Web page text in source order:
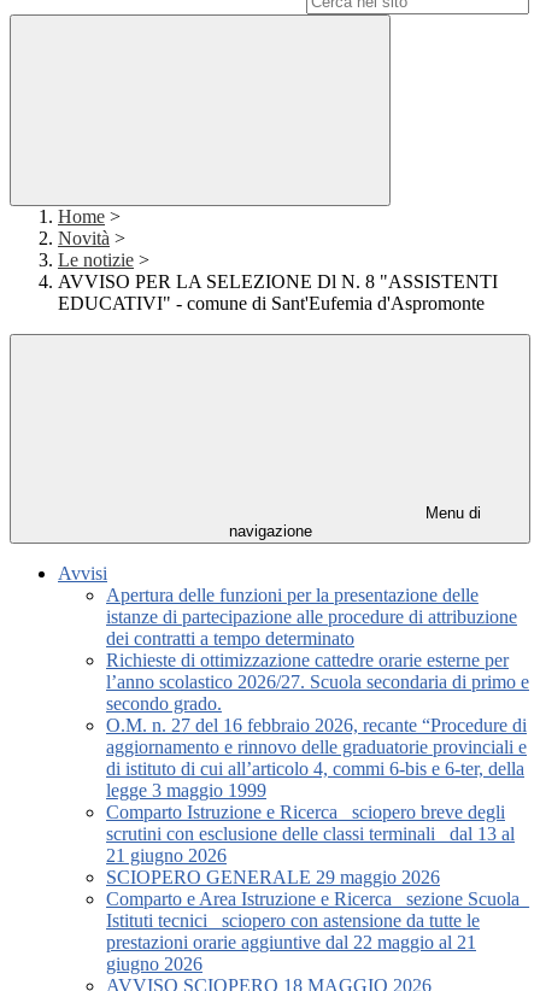
Home >
Novità >
Le notizie >
AVVISO PER LA SELEZIONE Dl N. 8 "ASSISTENTI
EDUCATIVI" - comune di Sant'Eufemia d'Aspromonte
Menu di
navigazione
Avvisi
Apertura delle funzioni per la presentazione delle
istanze di partecipazione alle procedure di attribuzione
dei contratti a tempo determinato
Richieste di ottimizzazione cattedre orarie esterne per
l’anno scolastico 2026/27. Scuola secondaria di primo e
secondo grado.
O.M. n. 27 del 16 febbraio 2026, recante “Procedure di
aggiornamento e rinnovo delle graduatorie provinciali e
di istituto di cui all’articolo 4, commi 6-bis e 6-ter, della
legge 3 maggio 1999
Comparto Istruzione e Ricerca_ sciopero breve degli
scrutini con esclusione delle classi terminali_ dal 13 al
21 giugno 2026
SCIOPERO GENERALE 29 maggio 2026
Comparto e Area Istruzione e Ricerca_ sezione Scuola_
Istituti tecnici_ sciopero con astensione da tutte le
prestazioni orarie aggiuntive dal 22 maggio al 21
giugno 2026
AVVISO SCIOPERO 18 MAGGIO 2026